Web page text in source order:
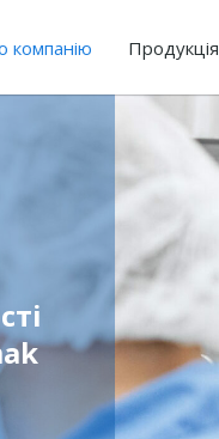
компанію Продукція